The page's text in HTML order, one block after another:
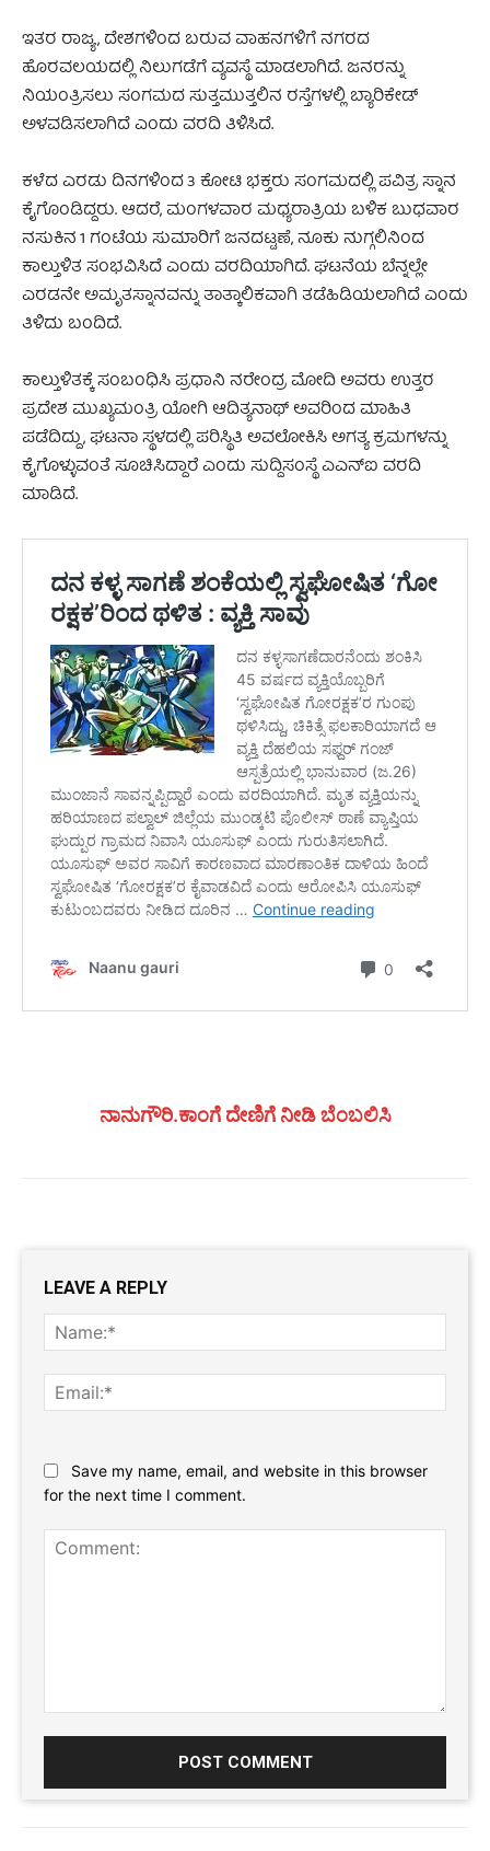
ಇತರ ರಾಜ್ಯ, ದೇಶಗಳಿಂದ ಬರುವ ವಾಹನಗಳಿಗೆ ನಗರದ
ಹೊರವಲಯದಲ್ಲಿ ನಿಲುಗಡೆಗೆ ವ್ಯವಸ್ಥೆ ಮಾಡಲಾಗಿದೆ. ಜನರನ್ನು
ನಿಯಂತ್ರಿಸಲು ಸಂಗಮದ ಸುತ್ತಮುತ್ತಲಿನ ರಸ್ತೆಗಳಲ್ಲಿ ಬ್ಯಾರಿಕೇಡ್
ಅಳವಡಿಸಲಾಗಿದೆ ಎಂದು ವರದಿ ತಿಳಿಸಿದೆ.
ಕಳೆದ ಎರಡು ದಿನಗಳಿಂದ 3 ಕೋಟಿ ಭಕ್ತರು ಸಂಗಮದಲ್ಲಿ ಪವಿತ್ರ ಸ್ನಾನ
ಕೈಗೊಂಡಿದ್ದರು. ಆದರೆ, ಮಂಗಳವಾರ ಮಧ್ಯರಾತ್ರಿಯ ಬಳಿಕ ಬುಧವಾರ
ನಸುಕಿನ 1 ಗಂಟೆಯ ಸುಮಾರಿಗೆ ಜನದಟ್ಟಣೆ, ನೂಕು ನುಗ್ಗಲಿನಿಂದ
ಕಾಲ್ತುಳಿತ ಸಂಭವಿಸಿದೆ ಎಂದು ವರದಿಯಾಗಿದೆ. ಘಟನೆಯ ಬೆನ್ನಲ್ಲೇ
ಎರಡನೇ ಅಮೃತಸ್ನಾನವನ್ನು ತಾತ್ಕಾಲಿಕವಾಗಿ ತಡೆಹಿಡಿಯಲಾಗಿದೆ ಎಂದು
ತಿಳಿದು ಬಂದಿದೆ.
ಕಾಲ್ತುಳಿತಕ್ಕೆ ಸಂಬಂಧಿಸಿ ಪ್ರಧಾನಿ ನರೇಂದ್ರ ಮೋದಿ ಅವರು ಉತ್ತರ
ಪ್ರದೇಶ ಮುಖ್ಯಮಂತ್ರಿ ಯೋಗಿ ಆದಿತ್ಯನಾಥ್ ಅವರಿಂದ ಮಾಹಿತಿ
ಪಡೆದಿದ್ದು, ಘಟನಾ ಸ್ಥಳದಲ್ಲಿ ಪರಿಸ್ಥಿತಿ ಅವಲೋಕಿಸಿ ಅಗತ್ಯ ಕ್ರಮಗಳನ್ನು
ಕೈಗೊಳ್ಳುವಂತೆ ಸೂಚಿಸಿದ್ದಾರೆ ಎಂದು ಸುದ್ದಿಸಂಸ್ಥೆ ಎಎನ್‌ಐ ವರದಿ
ಮಾಡಿದೆ.
ನಾನುಗೌರಿ.ಕಾಂಗೆ ದೇಣಿಗೆ ನೀಡಿ ಬೆಂಬಲಿಸಿ
LEAVE A REPLY
Save my name, email, and website in this browser
for the next time I comment.